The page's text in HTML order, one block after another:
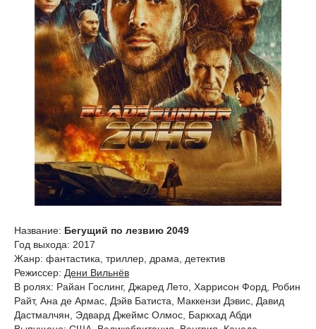
Название: Бегущий по лезвию 2049
Год выхода: 2017
Жанр: фантастика, триллер, драма, детектив
Режиссер: Дени Вильнёв
В ролях: Райан Гослинг, Джаред Лето, Харрисон Форд, Робин
Райт, Ана де Армас, Дэйв Батиста, Маккензи Дэвис, Давид
Дастмалчян, Эдвард Джеймс Олмос, Баркхад Абди